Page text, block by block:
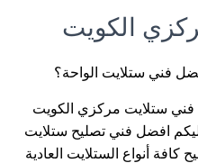
الكويت
فني ستلايت الواحة؟
فني ستلايت مركزي الكويت
اليكم افضل فني تصليح ستلايت
أنواع الستلايت العادية